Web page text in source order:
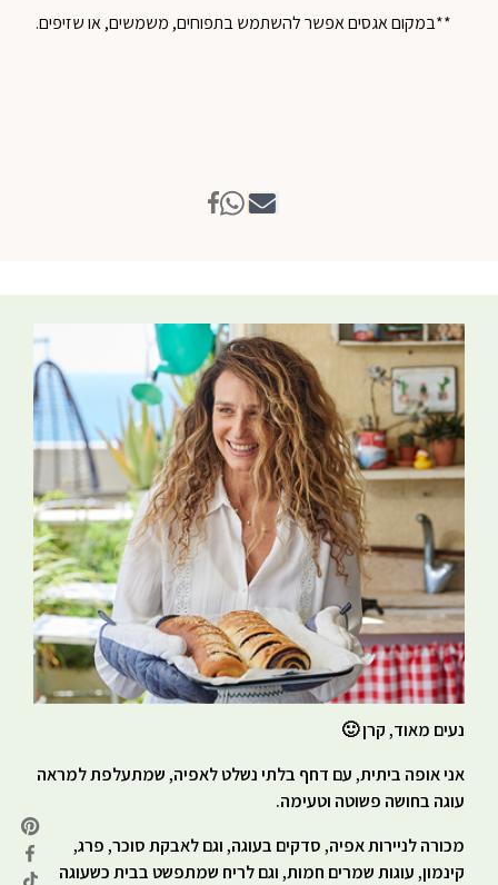
נעים מאוד, קרן 🙂
אני אופה ביתית, עם דחף בלתי נשלט לאפיה, שמתעלפת למראה
עוגה בחושה פשוטה וטעימה.
מכורה לניירות אפיה, סדקים בעוגה, וגם לאבקת סוכר, פרג,
קינמון, עוגות שמרים חמות, וגם לריח שמתפשט בבית כשעוגה
**במקום אגסים אפשר להשתמש בתפוחים, משמשים, או שזיפים.